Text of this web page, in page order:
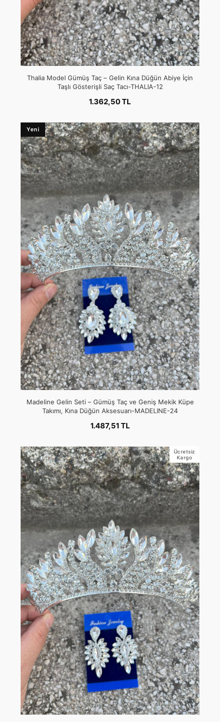
Thalia Model Gümüş Taç – Gelin Kına Düğün Abiye İçin
Taşlı Gösterişli Saç Tacı-THALIA-12
1.362,50 TL
Yeni
Madeline Gelin Seti – Gümüş Taç ve Geniş Mekik Küpe
Takımı, Kına Düğün Aksesuarı-MADELINE-24
1.487,51 TL
Ücretsiz
Kargo